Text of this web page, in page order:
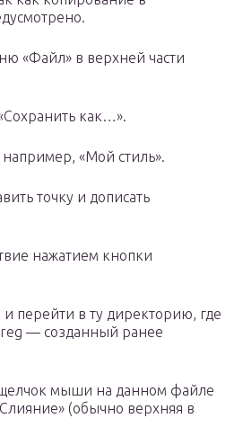
«Файл» в верхней части
как…».
«Мой стиль».
точку и дописать
нажатием кнопки
и перейти в ту директорию, где
— созданный ранее
мыши на данном файле
(обычно верхняя в